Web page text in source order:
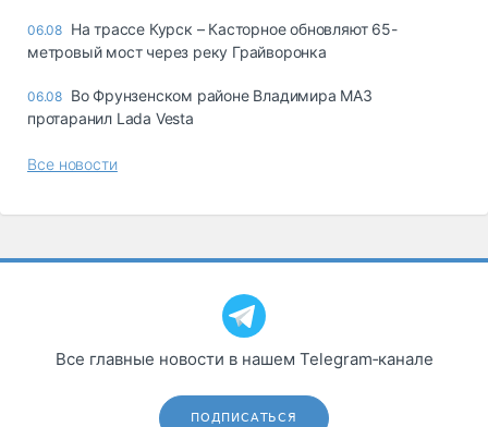
06.08 На трассе Курск – Касторное обновляют 65-
метровый мост через реку Грайворонка
06.08 Во Фрунзенском районе Владимира МАЗ
протаранил Lada Vesta
Все новости
Все главные новости в нашем Telegram‑канале
ПОДПИСАТЬСЯ